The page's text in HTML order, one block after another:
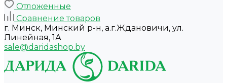
Отложенные
Сравнение товаров
г. Минск, Минский р-н, а.г.Ждановичи, ул.
Линейная, 1А
sale@daridashop.by